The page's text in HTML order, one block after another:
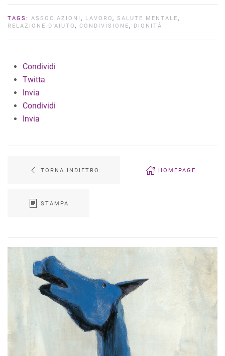
TAGS: ASSOCIAZIONI , LAVORO, SALUTE MENTALE,
RELAZIONE D'AIUTO, CONDIVISIONE, DIGNITÀ
Condividi
Twitta
Invia
Condividi
Invia
TORNA INDIETRO HOMEPAGE
STAMPA